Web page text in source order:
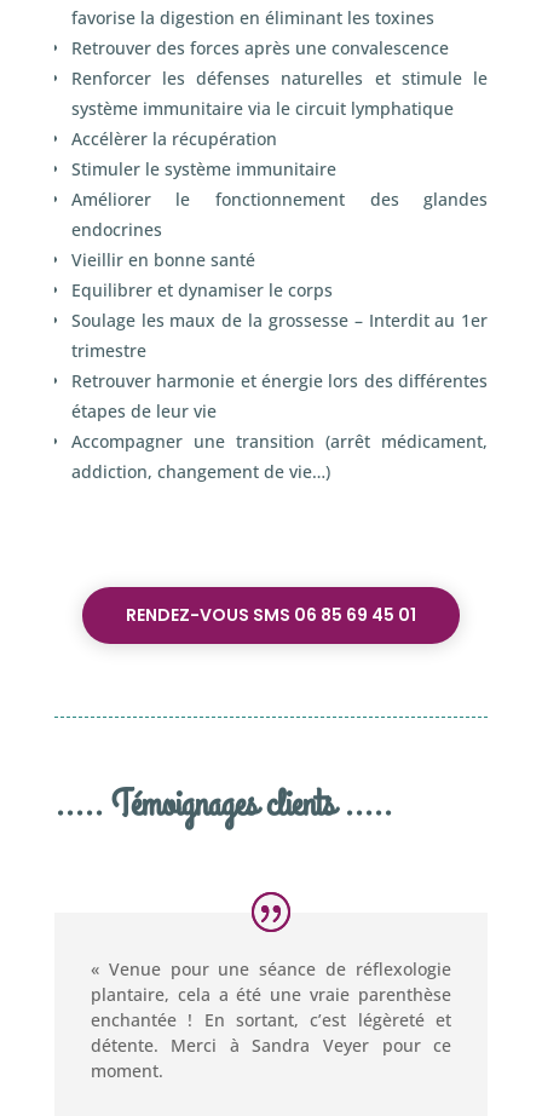
favorise la digestion en éliminant les toxines
Retrouver des forces après une convalescence
Renforcer les défenses naturelles et stimule le
système immunitaire via le circuit lymphatique
Accélèrer la récupération
Stimuler le système immunitaire
Améliorer le fonctionnement des glandes
endocrines
Vieillir en bonne santé
Equilibrer et dynamiser le corps
Soulage les maux de la grossesse – Interdit au 1er
trimestre
Retrouver harmonie et énergie lors des différentes
étapes de leur vie
Accompagner une transition (arrêt médicament,
addiction, changement de vie…)
RENDEZ-VOUS SMS 06 85 69 45 01
..... Témoignages clients .....
« Venue pour une séance de réflexologie
plantaire, cela a été une vraie parenthèse
enchantée ! En sortant, c’est légèreté et
détente. Merci à Sandra Veyer pour ce
moment.